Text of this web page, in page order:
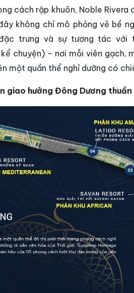
cách rập khuôn, Noble
không chỉ mô phỏng vẻ bề
trưng và sự tương tác với
chuyện) – nơi mỗi viên gạch,
một quần thể nghỉ dưỡng có
giao hưởng Đông Dương